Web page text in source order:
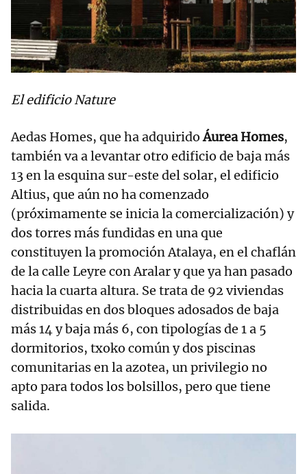
El edificio Nature
Aedas Homes, que ha adquiridoÁurea Homes,
también va a levantar otro edificio de baja más
13 en la esquina sur-este del solar, el edificio
Altius, que aún no ha comenzado
(próximamente se inicia la comercialización) y
dos torres más fundidas en una que
constituyen la promoción Atalaya, en el chaflán
de la calle Leyre con Aralar y que ya han pasado
hacia la cuarta altura. Se trata de 92 viviendas
distribuidas en dos bloques adosados de baja
más 14 y baja más 6, con tipologías de 1 a 5
dormitorios, txoko común y dos piscinas
comunitarias en la azotea, un privilegio no
apto para todos los bolsillos, pero que tiene
salida.